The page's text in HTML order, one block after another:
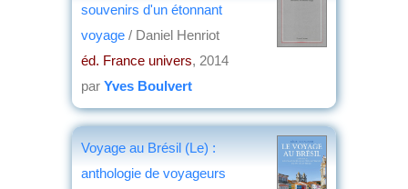
souvenirs d'un étonnant
voyage / Daniel Henriot
éd. France univers, 2014
par Yves Boulvert
Voyage au Brésil (Le) :
anthologie de voyageurs